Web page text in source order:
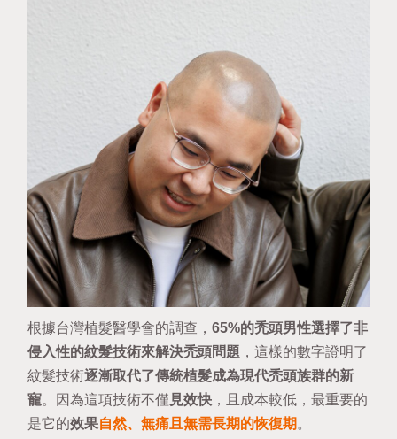
根據台灣植髮醫學會的調查，65%的禿頭男性選擇了非
侵入性的紋髮技術來解決禿頭問題 ，這樣的數字證明了
紋髮技術逐漸取代了傳統植髮成為現代禿頭族群的新
寵。因為這項技術不僅 見效快 ，且成本較低，最重要的
是它的效果自然、無痛且無需長期的恢復期 。